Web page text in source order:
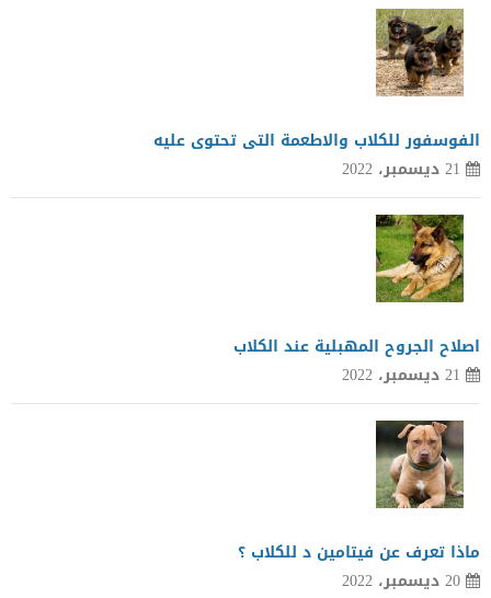
الفوسفور للكلاب والاطعمة التى تحتوى عليه
21 ديسمبر، 2022
اصلاح الجروح المهبلية عند الكلاب
21 ديسمبر، 2022
ماذا تعرف عن فيتامين د للكلاب ؟
20 ديسمبر، 2022